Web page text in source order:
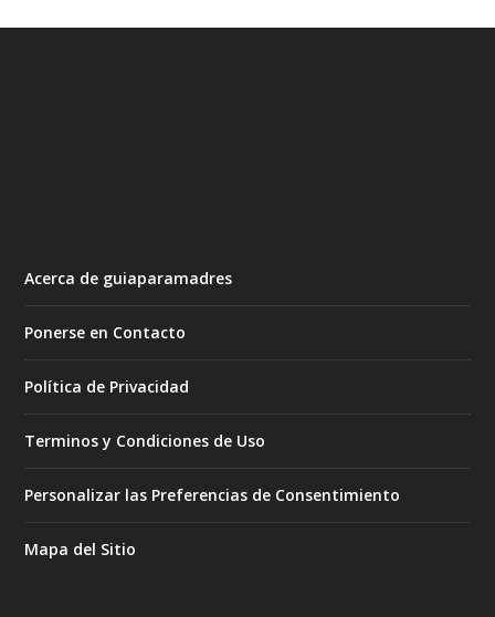
Acerca de guiaparamadres
Ponerse en Contacto
Política de Privacidad
Terminos y Condiciones de Uso
Personalizar las Preferencias de Consentimiento
Mapa del Sitio